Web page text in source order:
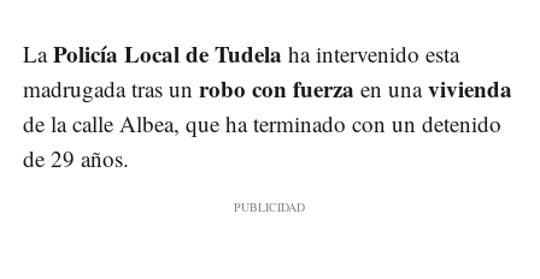
LaPolicía Local de Tudela ha intervenido esta
madrugada tras un robo con fuerza en unavivienda
de la calle Albea, que ha terminado con un detenido
de 29 años.